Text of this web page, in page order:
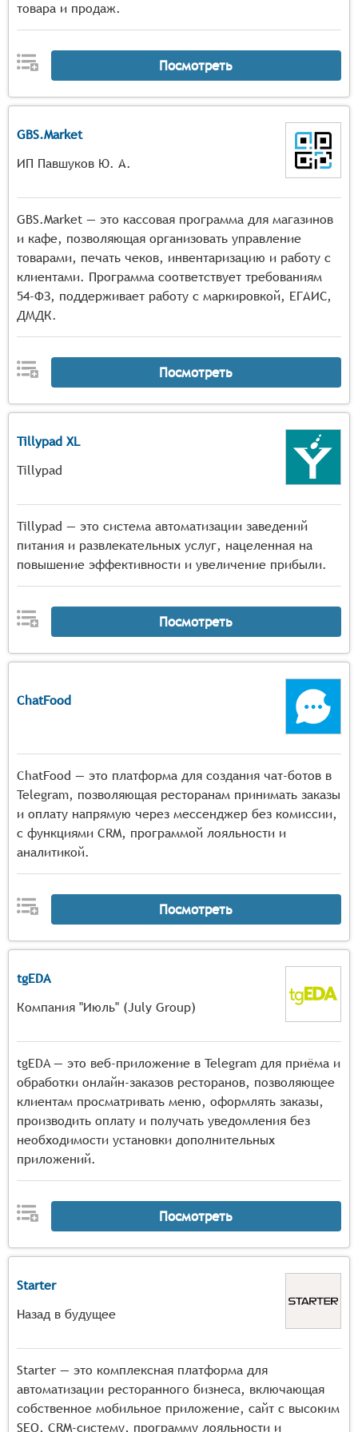
товара и продаж.
Посмотреть
GBS.Market
ИП Павшуков Ю. А.
GBS.Market — это кассовая программа для магазинов
и кафе, позволяющая организовать управление
товарами, печать чеков, инвентаризацию и работу с
клиентами. Программа соответствует требованиям
54-ФЗ, поддерживает работу с маркировкой, ЕГАИС,
ДМДК.
Посмотреть
Tillypad XL
Tillypad
Tillypad — это система автоматизации заведений
питания и развлекательных услуг, нацеленная на
повышение эффективности и увеличение прибыли.
Посмотреть
ChatFood
ChatFood — это платформа для создания чат-ботов в
Telegram, позволяющая ресторанам принимать заказы
и оплату напрямую через мессенджер без комиссии,
с функциями CRM, программой лояльности и
аналитикой.
Посмотреть
tgEDA
Компания "Июль" (July Group)
tgEDA — это веб-приложение в Telegram для приёма и
обработки онлайн-заказов ресторанов, позволяющее
клиентам просматривать меню, оформлять заказы,
производить оплату и получать уведомления без
необходимости установки дополнительных
приложений.
Посмотреть
Starter
Назад в будущее
Starter — это комплексная платформа для
автоматизации ресторанного бизнеса, включающая
собственное мобильное приложение, сайт с высоким
SEO, CRM-систему, программу лояльности и